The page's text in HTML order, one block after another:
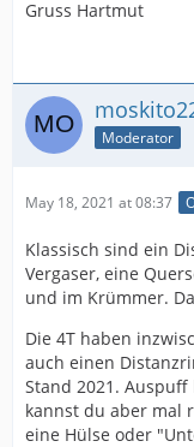
Gruss Hartmut
Moderator
May 18, 2021 at 08:37
Klassisch sind ein
Vergaser, eine
und im Krümmer.
Die 4T haben
auch einen
Stand 2021.
kannst du aber mal
eine Hülse oder